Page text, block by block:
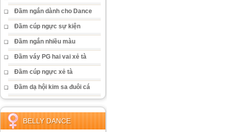
Đầm ngắn dành cho Dance
Đầm cúp ngực sự kiện
Đầm ngắn nhiều màu
Đầm váy PG hai vai xẻ tà
Đầm cúp ngực xẻ tà
Đầm dạ hội kim sa đuôi cá
BELLY DANCE